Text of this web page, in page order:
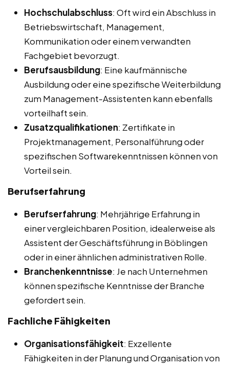
Hochschulabschluss: Oft wird ein Abschluss in
Betriebswirtschaft, Management,
Kommunikation oder einem verwandten
Fachgebiet bevorzugt.
Berufsausbildung: Eine kaufmännische
Ausbildung oder eine spezifische Weiterbildung
zum Management-Assistenten kann ebenfalls
vorteilhaft sein.
Zusatzqualifikationen: Zertifikate in
Projektmanagement, Personalführung oder
spezifischen Softwarekenntnissen können von
Vorteil sein.
Berufserfahrung
Berufserfahrung: Mehrjährige Erfahrung in
einer vergleichbaren Position, idealerweise als
Assistent der Geschäftsführung in Böblingen
oder in einer ähnlichen administrativen Rolle.
Branchenkenntnisse: Je nach Unternehmen
können spezifische Kenntnisse der Branche
gefordert sein.
Fachliche Fähigkeiten
Organisationsfähigkeit: Exzellente
Fähigkeiten in der Planung und Organisation von